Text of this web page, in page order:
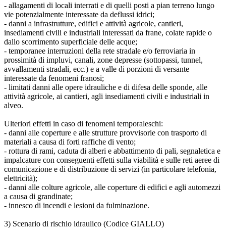
- allagamenti di locali interrati e di quelli posti a pian terreno lungo
vie potenzialmente interessate da deflussi idrici;
- danni a infrastrutture, edifici e attività agricole, cantieri,
insediamenti civili e industriali interessati da frane, colate rapide o
dallo scorrimento superficiale delle acque;
- temporanee interruzioni della rete stradale e/o ferroviaria in
prossimità di impluvi, canali, zone depresse (sottopassi, tunnel,
avvallamenti stradali, ecc.) e a valle di porzioni di versante
interessate da fenomeni franosi;
- limitati danni alle opere idrauliche e di difesa delle sponde, alle
attività agricole, ai cantieri, agli insediamenti civili e industriali in
alveo.
Ulteriori effetti in caso di fenomeni temporaleschi:
- danni alle coperture e alle strutture provvisorie con trasporto di
materiali a causa di forti raffiche di vento;
- rottura di rami, caduta di alberi e abbattimento di pali, segnaletica e
impalcature con conseguenti effetti sulla viabilità e sulle reti aeree di
comunicazione e di distribuzione di servizi (in particolare telefonia,
elettricità);
- danni alle colture agricole, alle coperture di edifici e agli automezzi
a causa di grandinate;
- innesco di incendi e lesioni da fulminazione.
3) Scenario di rischio idraulico (Codice GIALLO)